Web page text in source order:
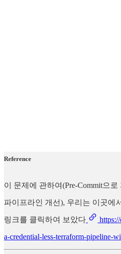
Reference
이 문제에 관하여(Pre-Commit으
파이프라인 개선), 우리는 이곳에
링크를 클릭하여 보았다
a-credential-less-terraform-pipeline-